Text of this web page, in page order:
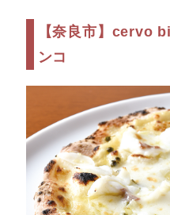
【奈良市】cervo
ンコ